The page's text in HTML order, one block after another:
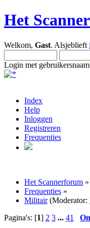
Het
Welkom, Gast. Alsjeblieft
Login met
Index
Help
Inloggen
Registreren
Frequenties
Het Scannerforum »
Frequenties »
Militair(Moderator:
Pagina's: [1] 2 3 ... 41